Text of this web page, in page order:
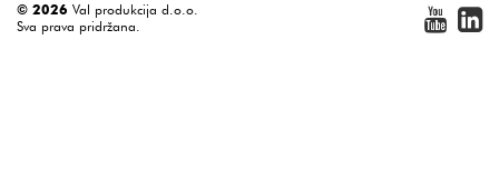
© 2026 Val produkcija d.o.o.
Sva prava pridržana.